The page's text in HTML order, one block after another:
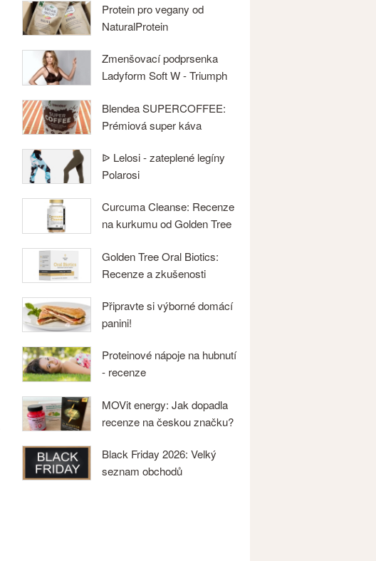
Protein pro vegany od
NaturalProtein
Zmenšovací podprsenka
Ladyform Soft W - Triumph
Blendea SUPERCOFFEE:
Prémiová super káva
ᐉ Lelosi - zateplené legíny
Polarosi
Curcuma Cleanse: Recenze
na kurkumu od Golden Tree
Golden Tree Oral Biotics:
Recenze a zkušenosti
Připravte si výborné domácí
panini!
Proteinové nápoje na hubnutí
- recenze
MOVit energy: Jak dopadla
recenze na českou značku?
Black Friday 2026: Velký
seznam obchodů